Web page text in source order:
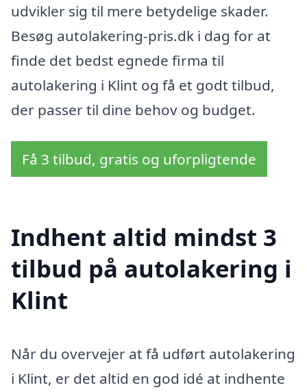
udvikler sig til mere betydelige skader.
Besøg autolakering-pris.dk i dag for at
finde det bedst egnede firma til
autolakering i Klint og få et godt tilbud,
der passer til dine behov og budget.
Få 3 tilbud, gratis og uforpligtende
Indhent altid mindst 3
tilbud på autolakering i
Klint
Når du overvejer at få udført autolakering
i Klint, er det altid en god idé at indhente